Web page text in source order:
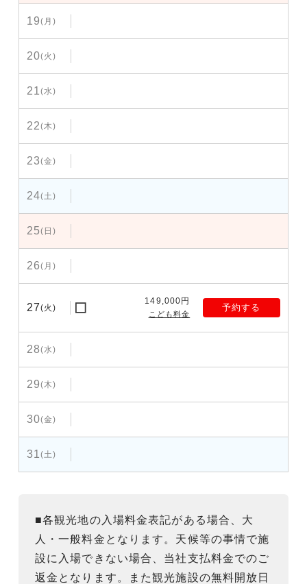
19(月)
20(火)
21(水)
22(木)
23(金)
24(土)
25(日)
26(月)
27(火)
149,000円
こども料金
予約する
28(水)
29(木)
30(金)
31(土)
■各観光地の入場料金表記がある場合、大
人・一般料金となります。天候等の事情で施
設に入場できない場合、当社支払料金でのご
返金となります。また観光施設の無料開放日